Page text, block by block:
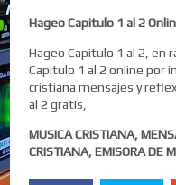
Hageo Capitulo 1 al 2
Hageo Capitulo 1 al 2, en
Capitulo 1 al 2 online por
cristiana mensajes y
al 2 gratis,
MUSICA CRISTIANA,
CRISTIANA, EMISORA DE